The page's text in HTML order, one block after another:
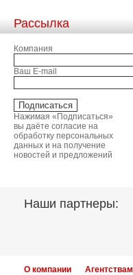
Рассылка
Компания
Ваш E-mail
Нажимая «Подписаться»
вы даёте согласие на
обработку персональных
данных и на получение
новостей и предложений
Наши партнеры:
О компании Агентствам